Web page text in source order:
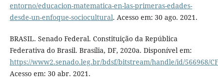
entorno/educacion-matematica-en-las-primeras-edades-
desde-un-enfoque-sociocultural. Acesso em: 30 ago. 2021.
BRASIL. Senado Federal. Constituição da República
Federativa do Brasil. Brasília, DF, 2020a. Disponível em:
https://www2.senado.leg.br/bdsf/bitstream/handle/id/566968/
Acesso em: 30 abr. 2021.